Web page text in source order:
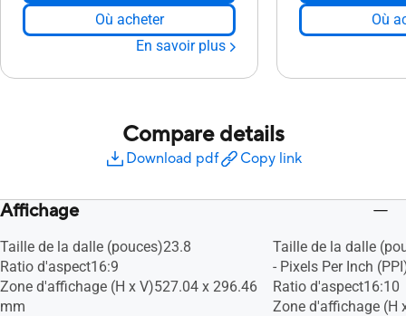
Où acheter
En savoir plus
Où
Compare details
Download pdf Copy link
Affichage
Taille de la dalle (pouces)23.8
Ratio d'aspect16:9
Zone d'affichage (H x V)527.04 x 296.46
mm
Taille de la dalle
- Pixels Per Inch
Ratio d'aspect16:10
Zone d'affichage (H